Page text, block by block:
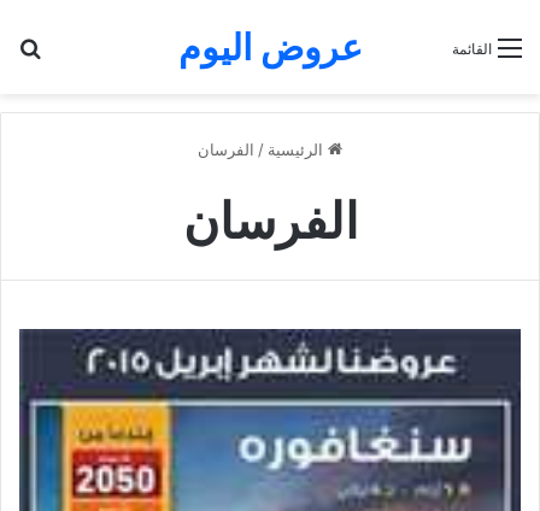
عروض اليوم القائمة
الرئيسية / الفرسان
الفرسان